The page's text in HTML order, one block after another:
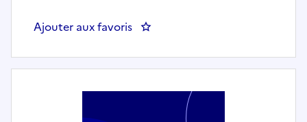
Ajouter aux favoris : Infirmière puéricultrice (h/f) -